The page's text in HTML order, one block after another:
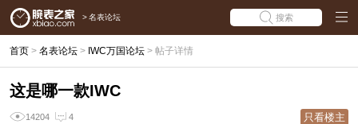
> 名表论坛 搜索
首页 > 名表论坛 > IWC万国论坛 > 帖子详情
这是哪一款IWC
14204 4 只看楼主